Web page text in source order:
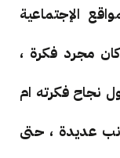
الإجتماعية
مجرد فكرة ،
نجاح فكرته ام
عديدة ، حتى